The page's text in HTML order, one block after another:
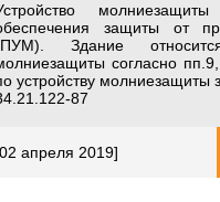
защиты от
Здание
согласно
устройству молниезащиты
87
апреля 2019]